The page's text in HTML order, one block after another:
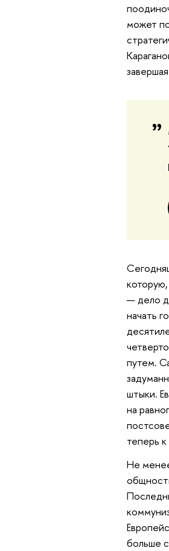
может
— дело
начать
путем.
штыки.
на
теперь
Не
больше